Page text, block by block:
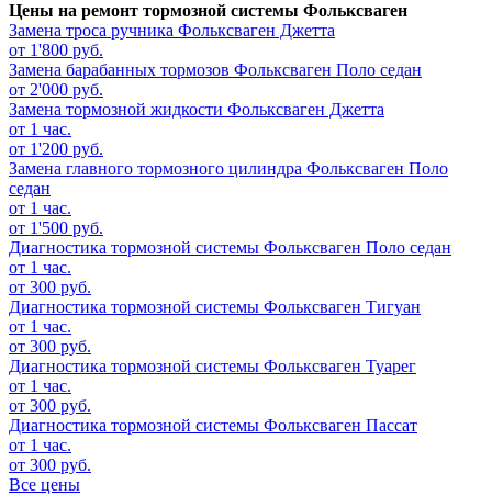
Цены на ремонт тормозной системы Фольксваген
Замена троса ручника Фольксваген Джетта
от 1'800 руб.
Замена барабанных тормозов Фольксваген Поло седан
от 2'000 руб.
Замена тормозной жидкости Фольксваген Джетта
от 1 час.
от 1'200 руб.
Замена главного тормозного цилиндра Фольксваген Поло
седан
от 1 час.
от 1'500 руб.
Диагностика тормозной системы Фольксваген Поло седан
от 1 час.
от 300 руб.
Диагностика тормозной системы Фольксваген Тигуан
от 1 час.
от 300 руб.
Диагностика тормозной системы Фольксваген Туарег
от 1 час.
от 300 руб.
Диагностика тормозной системы Фольксваген Пассат
от 1 час.
от 300 руб.
Все цены